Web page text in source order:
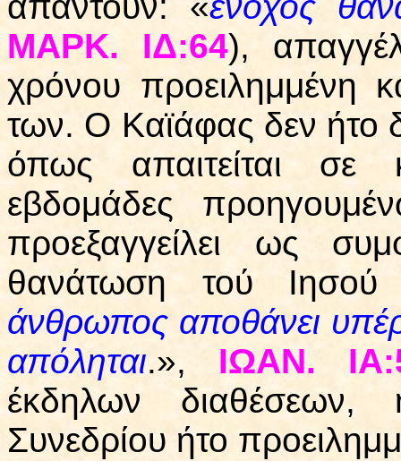
ΜΑΡΚ. ΙΔ:64),
χρόνου προειλημμένη
των. Ο Καϊάφας δεν ήτο
όπως απαιτείται σε
εβδομάδες
προεξαγγείλει ως
θανάτωση τού
άνθρωπος αποθάνει
απόληται.», ΙΩΑΝ.
έκδηλων
Συνεδρίου ήτο